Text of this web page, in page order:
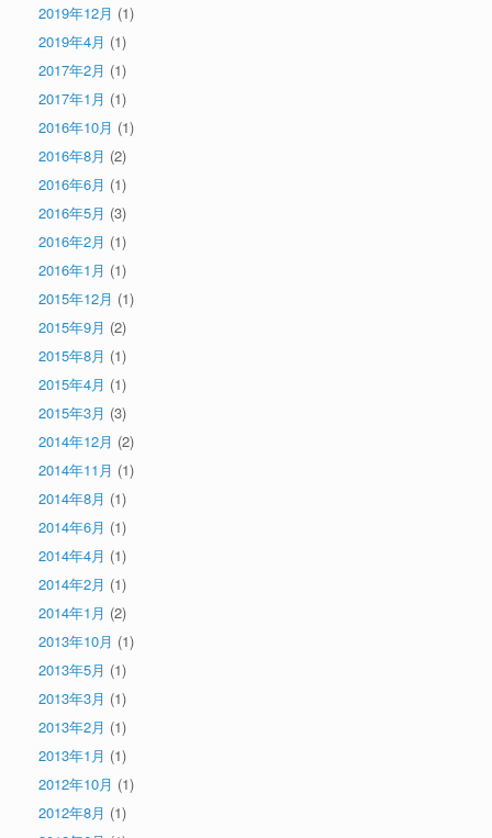
2019年12月 (1)
2019年4月 (1)
2017年2月 (1)
2017年1月 (1)
2016年10月 (1)
2016年8月 (2)
2016年6月 (1)
2016年5月 (3)
2016年2月 (1)
2016年1月 (1)
2015年12月 (1)
2015年9月 (2)
2015年8月 (1)
2015年4月 (1)
2015年3月 (3)
2014年12月 (2)
2014年11月 (1)
2014年8月 (1)
2014年6月 (1)
2014年4月 (1)
2014年2月 (1)
2014年1月 (2)
2013年10月 (1)
2013年5月 (1)
2013年3月 (1)
2013年2月 (1)
2013年1月 (1)
2012年10月 (1)
2012年8月 (1)